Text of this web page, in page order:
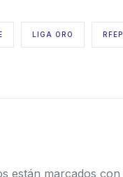
LIGA ORO RFEP
están marcados con